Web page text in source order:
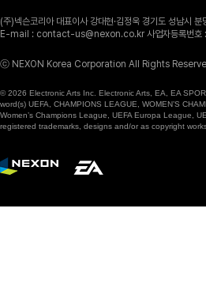
(주)넥슨코리아 대표이사 강대현·김정욱 경기도 성
E-mail : contact-us@nexon.co.kr 사업자등록번
ⓒ NEXON Korea Corporation All Rights
© 2026 Electronic Arts Inc. Electronic Arts, EA, EA
word(s) UEFA, CHAMPIONS LEAGUE, WOMEN’S
Women’s Champions League, UEFA Europa League,
registered trademarks, designs and/or as copyright